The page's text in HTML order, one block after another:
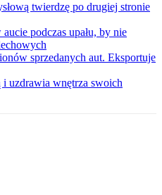
twierdzę po drugiej stronie
podczas upału, by nie
sprzedanych aut. Eksportuje
uzdrawia wnętrza swoich